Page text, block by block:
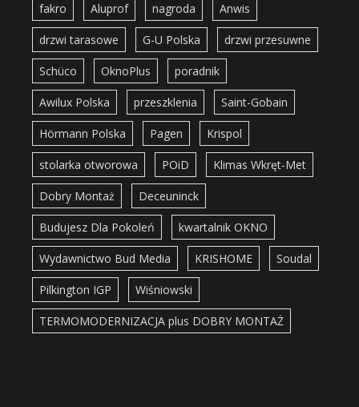
fakro Aluprof nagroda Anwis
drzwi tarasowe G-U Polska drzwi przesuwne
Schüco OknoPlus poradnik
Awilux Polska przeszklenia Saint-Gobain
Hörmann Polska Pagen Krispol
stolarka otworowa POiD Klimas Wkręt-Met
Dobry Montaż Deceuninck
Budujesz Dla Pokoleń kwartalnik OKNO
Wydawnictwo Bud Media KRISHOME Soudal
Pilkington IGP Wiśniowski
TERMOMODERNIZACJA plus DOBRY MONTAŻ